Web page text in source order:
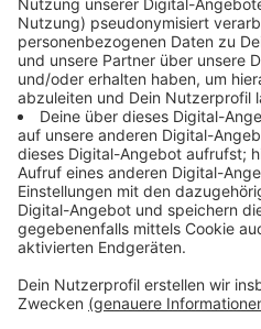
Nach dem Schnellbusunfall
(27.11) gibt es jetzt erste
Nach Angaben der Polizei
der heftige Wind Auslöser
Straße. Zwischenzeitlich
zu einem Schwächeanfall
laut Polizei aber nicht
Busfahrers steht jedoch
Abend war der
von der Straße abgekommen
Von den 60 Fahrgästen
der Busfahrer wurde leicht